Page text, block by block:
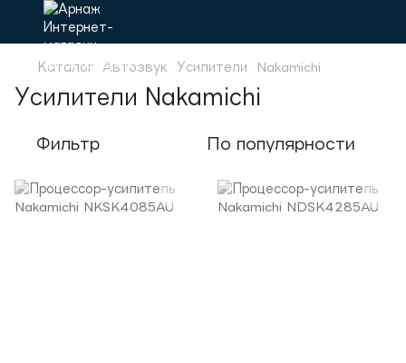
Каталог Автозвук Усилители Nakamichi
Усилители Nakamichi
Фильтр По популярности